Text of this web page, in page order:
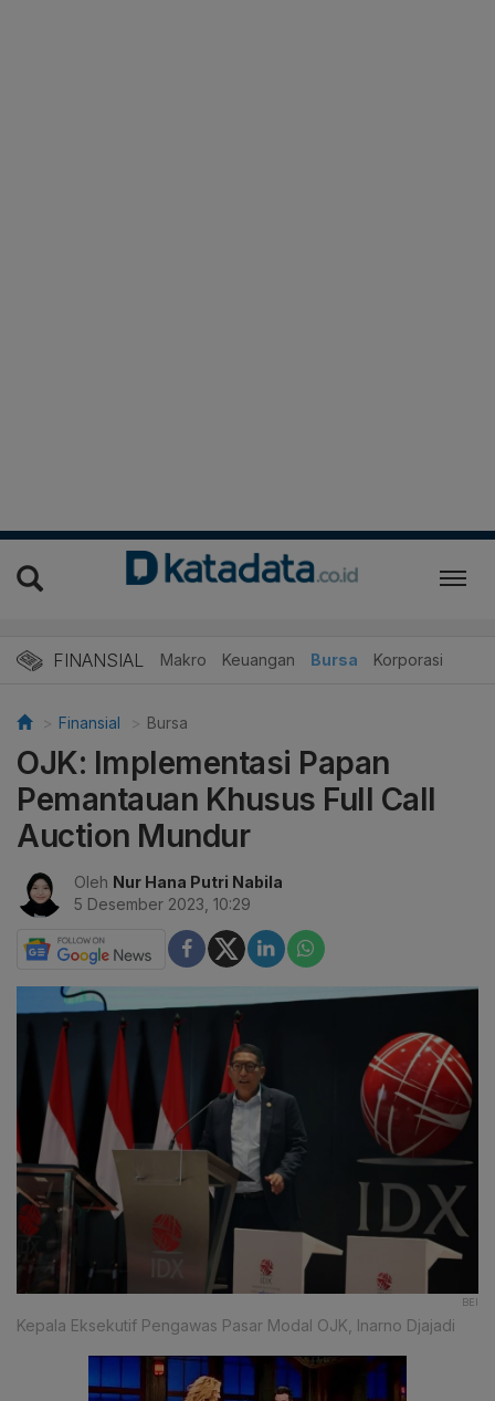
FINANSIAL Makro Keuangan Bursa Korporasi
Finansial Bursa
OJK: Implementasi Papan
Pemantauan Khusus Full Call
Auction Mundur
Oleh Nur Hana Putri Nabila
5 Desember 2023, 10:29
BEI
Kepala Eksekutif Pengawas Pasar Modal OJK, Inarno Djajadi